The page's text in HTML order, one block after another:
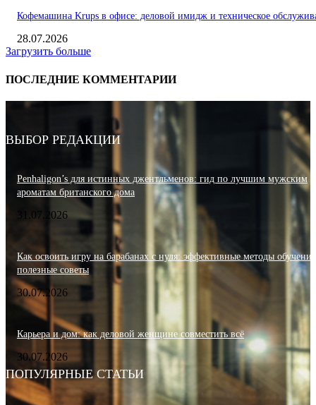
Кофемашина Krups в офисе: деловой имидж и техническое
28.07.2026
Загрузить больше
ПОСЛЕДНИЕ КОММЕНТАРИИ
ВЫБОР РЕДАКЦИИ
Penhaligon’s для истинных джентльменов: гид по лучшим мужским
ароматам британского дома
31.07.2026
Как освоить игру на барабанах с нуля: эффективные методы
полезные советы
30.07.2026
Карьера и дом: как деловой женщине совместить всё
30.07.2026
ПОПУЛЯРНЫЕ СТАТЬИ